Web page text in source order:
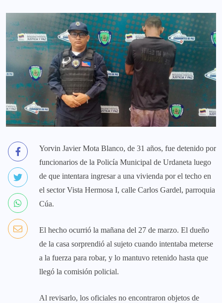
Yorvin Javier Mota Blanco, de 31 años, fue detenido por
funcionarios de la Policía Municipal de Urdaneta luego
de que intentara ingresar a una vivienda por el techo en
el sector Vista Hermosa I, calle Carlos Gardel, parroquia
Cúa.
El hecho ocurrió la mañana del 27 de marzo. El dueño
de la casa sorprendió al sujeto cuando intentaba meterse
a la fuerza para robar, y lo mantuvo retenido hasta que
llegó la comisión policial.
Al revisarlo, los oficiales no encontraron objetos de